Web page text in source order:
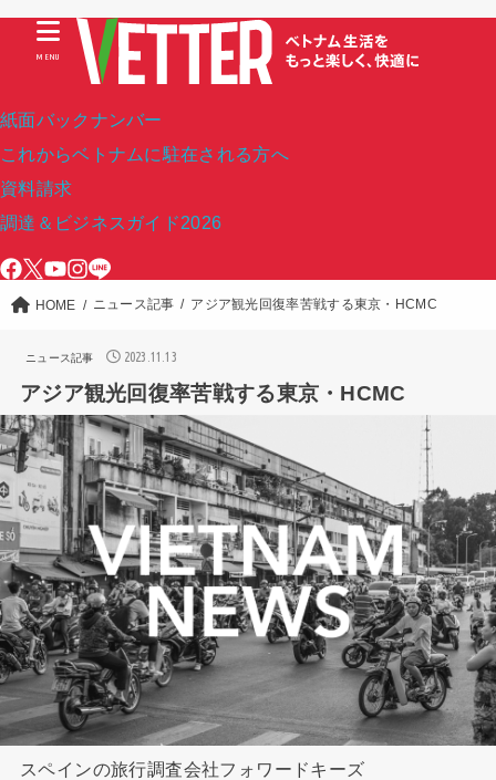
紙面バックナンバー
これからベトナムに駐在される方へ
資料請求
調達＆ビジネスガイド2026
MENU
HOME ニュース記事 アジア観光回復率苦戦する東京・HCMC
ニュース記事 2023.11.13
アジア観光回復率苦戦する東京・HCMC
スペインの旅行調査会社フォワードキーズ